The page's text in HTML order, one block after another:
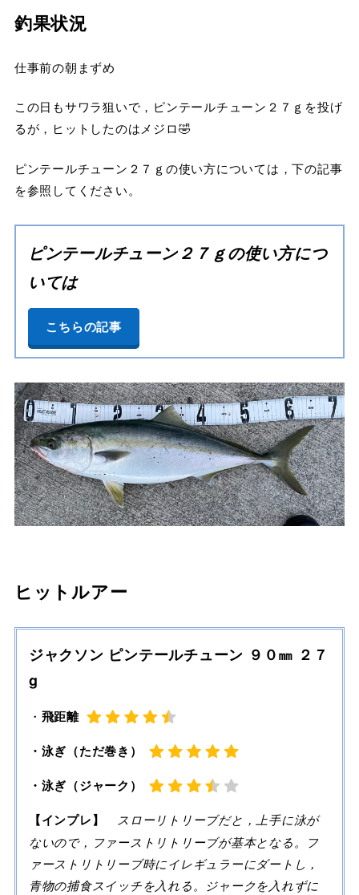
釣果状況
仕事前の朝まずめ
この日もサワラ狙いで，ピンテールチューン２７ｇを投げ
るが，ヒットしたのはメジロ🤣
ピンテールチューン２７ｇの使い方については，下の記事
を参照してください。
ピンテールチューン２７ｇの使い方につ
いては
こちらの記事
ヒットルアー
ジャクソン ピンテールチューン ９０㎜ ２７
g
・ 飛距離
・泳ぎ（ただ巻き）
・泳ぎ（ジャーク）
【インプレ】
スローリトリーブだと，上手に泳が
ないので，ファーストリトリーブが基本となる。フ
ァーストリトリーブ時にイレギュラーにダートし，
青物の捕食スイッチを入れる。ジャークを入れずに